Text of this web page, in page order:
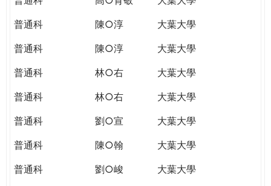
普通科
陳○淳
大葉大學
普通科
陳○淳
大葉大學
普通科
林○右
大葉大學
普通科
林○右
大葉大學
普通科
劉○宣
大葉大學
普通科
陳○翰
大葉大學
普通科
劉○峻
大葉大學